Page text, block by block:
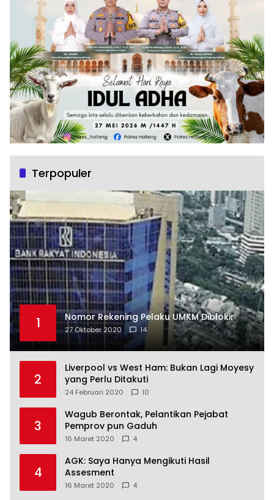
Terpopuler
1 Nomor Rekening Pelaku UMKM Diblokir
27 Oktober 2020 14
2
Liverpool vs West Ham: Bukan Lagi Moyesy
yang Perlu Ditakuti
24 Februari 2020 10
3
Wagub Berontak, Pelantikan Pejabat
Pemprov pun Gaduh
16 Maret 2020 4
4
AGK: Saya Hanya Mengikuti Hasil
Assesment
16 Maret 2020 4